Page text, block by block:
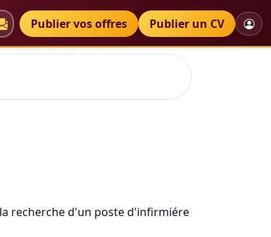
Diplômes Petites annonces
Publier vos offres Publier un CV
recherche d'un poste d'infirmiére